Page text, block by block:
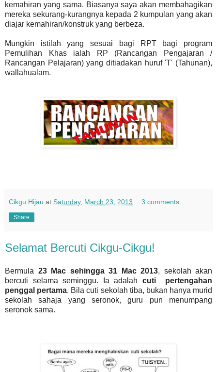
kemahiran yang sama. Biasanya saya akan membahagikan
mereka sekurang-kurangnya kepada 2 kumpulan yang akan
diajar kemahiran/konstruk yang berbeza.
Mungkin istilah yang sesuai bagi RPT bagi program
Pemulihan Khas ialah RP (Rancangan Pengajaran /
Rancangan Pelajaran) yang ditiadakan huruf 'T' (Tahunan),
wallahualam.
Cikgu Hijau at Saturday, March 23, 2013 3 comments:
Share
Selamat Bercuti Cikgu-Cikgu!
Bermula 23 Mac sehingga 31 Mac 2013, sekolah akan
bercuti selama seminggu.
Ia adalah cuti pertengahan
penggal pertama. Bila cuti sekolah tiba, bukan hanya murid
sekolah sahaja yang seronok, guru pun menumpang
seronok sama.